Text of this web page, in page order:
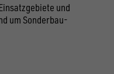
und
um Sonderbau-